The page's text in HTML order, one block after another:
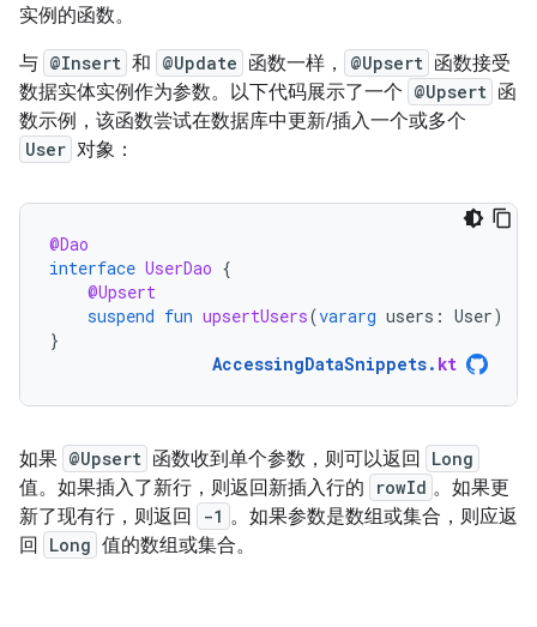
实例的函数。
与 @Insert 和 @Update 函数一样， @Upsert 函数接受
数据实体实例作为参数。以下代码展示了一个 @Upsert 函
数示例，该函数尝试在数据库中更新/插入一个或多个
User 对象：
@Dao
interface UserDao {
@Upsert
suspend fun upsertUsers(vararg users : User)
}
AccessingDataSnippets. kt
如果 @Upsert 函数收到单个参数，则可以返回 Long
值。如果插入了新行，则返回新插入行的 rowId 。如果更
新了现有行，则返回
-1 。如果参数是数组或集合，则应返
回
Long 值的数组或集合。